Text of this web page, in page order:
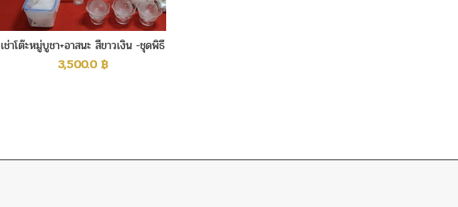
เช่าโต๊ะหมู่บูชา+อาสนะ สีขาวเงิน -ชุดพิธี
สงฆ์
3,500.0 ฿